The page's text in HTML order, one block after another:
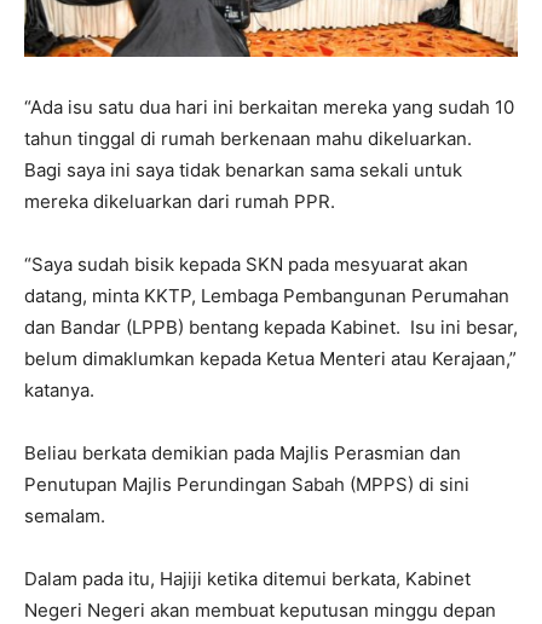
“Ada isu satu dua hari ini berkaitan mereka yang sudah 10
tahun tinggal di rumah berkenaan mahu dikeluarkan.
Bagi saya ini saya tidak benarkan sama sekali untuk
mereka dikeluarkan dari rumah PPR.
“Saya sudah bisik kepada SKN pada mesyuarat akan
datang, minta KKTP, Lembaga Pembangunan Perumahan
dan Bandar (LPPB) bentang kepada Kabinet. Isu ini besar,
belum dimaklumkan kepada Ketua Menteri atau Kerajaan,”
katanya.
Beliau berkata demikian pada Majlis Perasmian dan
Penutupan Majlis Perundingan Sabah (MPPS) di sini
semalam.
Dalam pada itu, Hajiji ketika ditemui berkata, Kabinet
Negeri Negeri akan membuat keputusan minggu depan